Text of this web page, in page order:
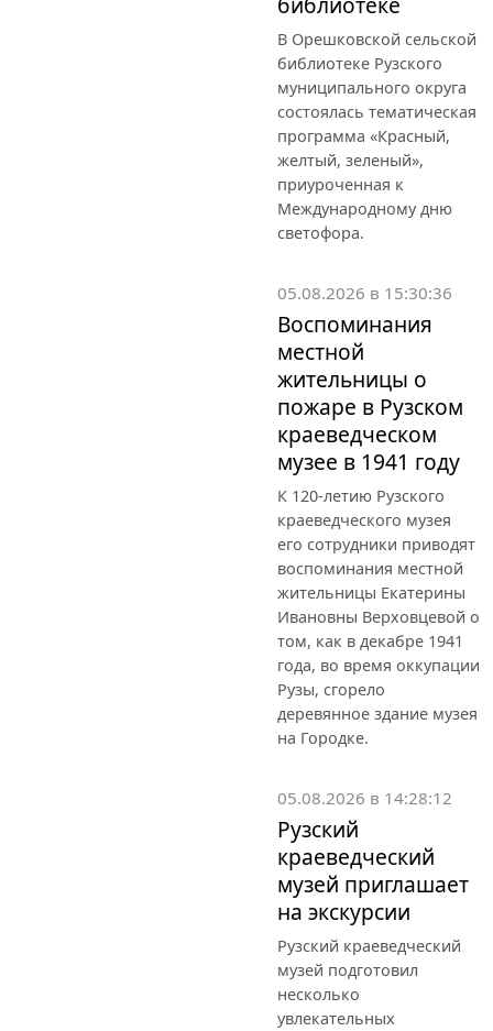
В Орешковской сельской
библиотеке Рузского
муниципального округа
состоялась тематическая
программа «Красный,
желтый, зеленый»,
приуроченная к
Международному дню
светофора.
05.08.2026 в 15:30:36
Воспоминания
местной
жительницы о
пожаре в Рузском
краеведческом
музее в 1941 году
К 120-летию Рузского
краеведческого музея
его сотрудники приводят
воспоминания местной
жительницы Екатерины
Ивановны Верховцевой о
том, как в декабре 1941
года, во время оккупации
Рузы, сгорело
деревянное здание музея
на Городке.
05.08.2026 в 14:28:12
Рузский
краеведческий
музей приглашает
на экскурсии
Рузский краеведческий
музей подготовил
несколько
увлекательных